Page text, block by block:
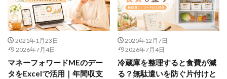
2021年1月23日
2026年7月4日
マネーフォワードMEのデー
タをExcelで活用｜年間収支
2020年12月7日
2026年7月4日
冷蔵庫を整理すると食費が減
る？無駄遣いを防ぐ片付けと